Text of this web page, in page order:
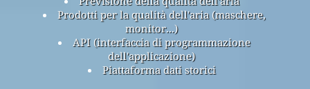
Prodotti per la qualità dell'aria (maschere,
monitor...)
API (interfaccia di programmazione
dell'applicazione)
Piattaforma dati storici